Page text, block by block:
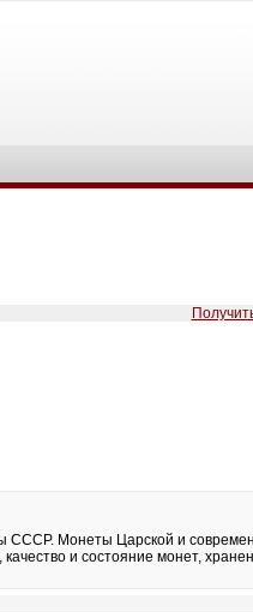
Монеты Царской и
и состояние монет,